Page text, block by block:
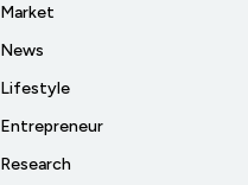
Market
News
Lifestyle
Entrepreneur
Research